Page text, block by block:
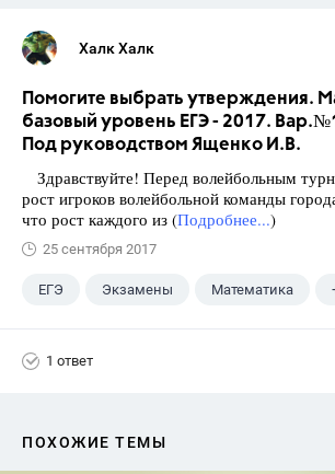
Халк Халк
Помогите выбрать утверждения.
базовый уровень ЕГЭ - 2017.
Под руководством Ященко И.В.
Здравствуйте! Перед волейбольным
рост игроков волейбольной команды
что рост каждого из (Подробнее...)
25 сентября 2017
ЕГЭ Экзамены Математика
1 ответ
ПОХОЖИЕ ТЕМЫ